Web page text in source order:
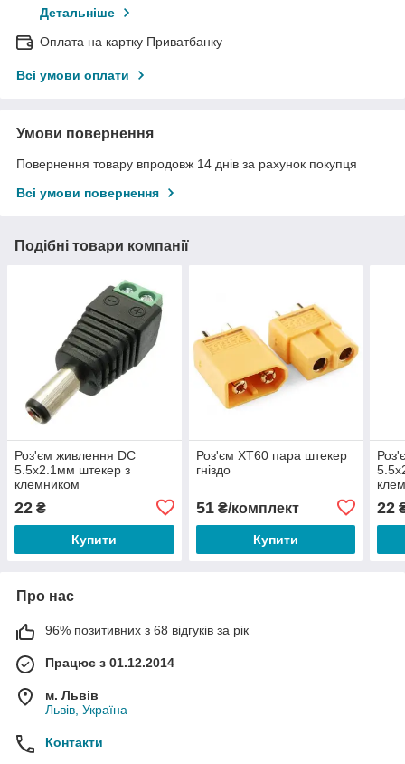
Детальніше
Оплата на картку Приватбанку
Всі умови оплати
Умови повернення
Повернення товару впродовж 14 днів за рахунок покупця
Всі умови повернення
Подібні товари компанії
Роз'єм живлення DC
5.5х2.1мм штекер з
клемником
22 ₴
Купити
Роз'єм XT60 пара штекер
гніздо
51₴/комплект
Купити
22
Про нас
96% позитивних з 68 відгуків за рік
Працює з 01.12.2014
м. Львів
Львів, Україна
Контакти